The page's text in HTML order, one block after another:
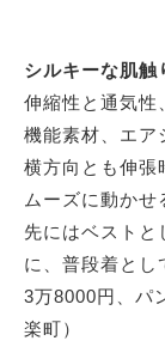
シルキーな肌触
伸縮性と通気性
機能素材、エア
横方向とも伸張
ムーズに動か
先にはベストと
に、普段着とし
3万8000円、パ
楽町）